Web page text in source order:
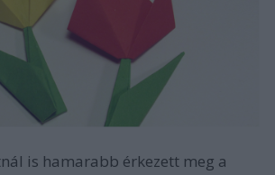
is hamarabb érkezett meg a